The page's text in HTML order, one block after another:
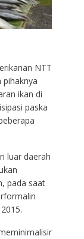
NTT
pihaknya
ikan di
paska
luar daerah
pada saat